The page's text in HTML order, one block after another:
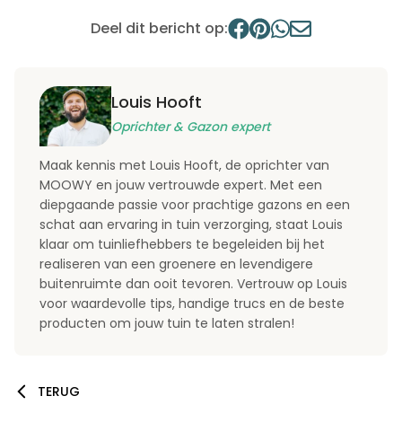
Deel dit bericht op:
Louis Hooft
Oprichter & Gazon expert
Maak kennis met Louis Hooft, de oprichter van
MOOWY en jouw vertrouwde expert. Met een
diepgaande passie voor prachtige gazons en een
schat aan ervaring in tuin verzorging, staat Louis
klaar om tuinliefhebbers te begeleiden bij het
realiseren van een groenere en levendigere
buitenruimte dan ooit tevoren. Vertrouw op Louis
voor waardevolle tips, handige trucs en de beste
producten om jouw tuin te laten stralen!
TERUG